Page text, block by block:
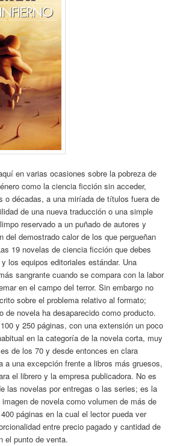
en varias ocasiones sobre la pobreza de
como la ciencia ficción sin acceder,
o décadas, a una miríada de títulos fuera de
de una nueva traducción o una simple
reservado a un puñado de autores y
del demostrado calor de los que pergueñan
19 novelas de ciencia ficción que debes
los equipos editoriales estándar. Una
sangrante cuando se compara con la labor
en el campo del terror. Sin embargo no
sobre el problema relativo al formato;
de novela ha desaparecido como producto.
y 250 páginas, con una extensión un poco
en la categoría de la novela corta, muy
de los 70 y desde entonces en clara
a una excepción frente a libros más gruesos,
el librero y la empresa publicadora. No es
las novelas por entregas o las series; es la
de novela como volumen de más de
páginas en la cual el lector pueda ver
entre precio pagado y cantidad de
el punto de venta.